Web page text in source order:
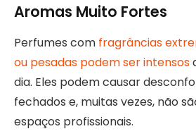
Aromas Muito Fortes
Perfumes com fragrâncias
ou pesadas podem ser intensos
dia. Eles podem causar
fechados e, muitas vezes, não
espaços profissionais.